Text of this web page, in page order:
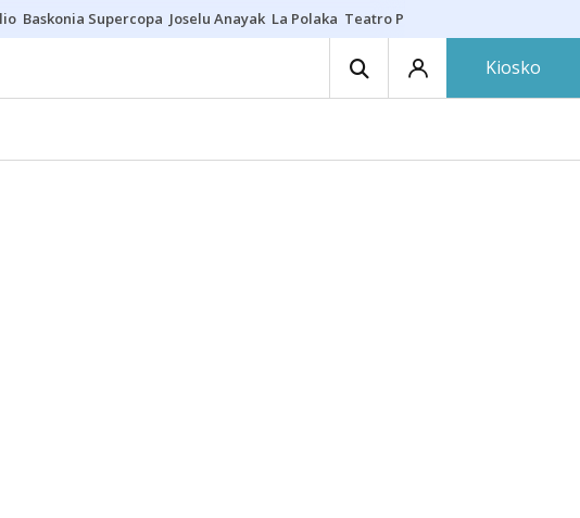
Baskonia Supercopa Joselu Anayak La Polaka Teatro Principal
Kiosko